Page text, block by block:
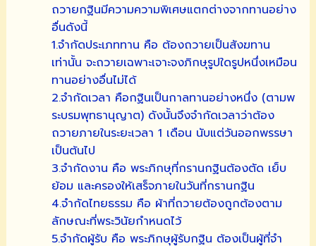
ถวายกฐินมีความความพิเศษแตกต่างจากทานอย่าง
อื่นดังนี้
1.จำกัดประเภททาน คือ ต้องถวายเป็นสังฆทาน
เท่านั้น จะถวายเฉพาะเจาะจงภิกษุรูปใดรูปหนึ่งเหมือน
ทานอย่างอื่นไม่ได้
2.จำกัดเวลา คือกฐินเป็นกาลทานอย่างหนึ่ง (ตามพ
ระบรมพุทธานุญาต) ดังนั้นจึงจำกัดเวลาว่าต้อง
ถวายภายในระยะเวลา 1 เดือน นับแต่วันออกพรรษา
เป็นต้นไป
3.จำกัดงาน คือ พระภิกษุที่กรานกฐินต้องตัด เย็บ
ย้อม และครองให้เสร็จภายในวันที่กรานกฐิน
4.จำกัดไทยธรรม คือ ผ้าที่ถวายต้องถูกต้องตาม
ลักษณะที่พระวินัยกำหนดไว้
5.จำกัดผู้รับ คือ พระภิกษุผู้รับกฐิน ต้องเป็นผู้ที่จำ